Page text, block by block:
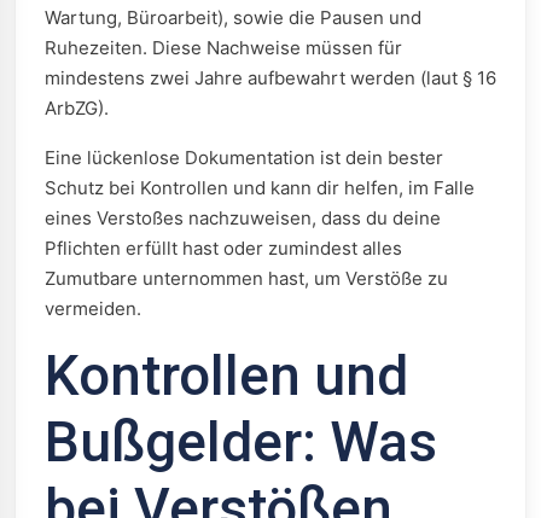
Wartung, Büroarbeit), sowie die Pausen und
Ruhezeiten. Diese Nachweise müssen für
mindestens zwei Jahre aufbewahrt werden (laut § 16
ArbZG).
Eine lückenlose Dokumentation ist dein bester
Schutz bei Kontrollen und kann dir helfen, im Falle
eines Verstoßes nachzuweisen, dass du deine
Pflichten erfüllt hast oder zumindest alles
Zumutbare unternommen hast, um Verstöße zu
vermeiden.
Kontrollen und
Bußgelder: Was